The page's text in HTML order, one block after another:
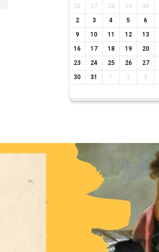
26 27 28 29 30
2
3 4 5 6
9
10 11 12 13
16
17 18 19 20
23
24 25 26 27
30
31 1 2 3